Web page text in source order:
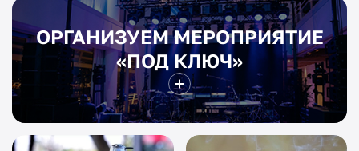
ОРГАНИЗУЕМ МЕРОПРИЯТИЕ
«ПОД КЛЮЧ»